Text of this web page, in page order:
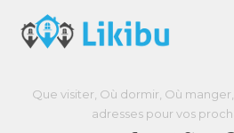
Que visiter, Où dormir, Où
adresses pour vos